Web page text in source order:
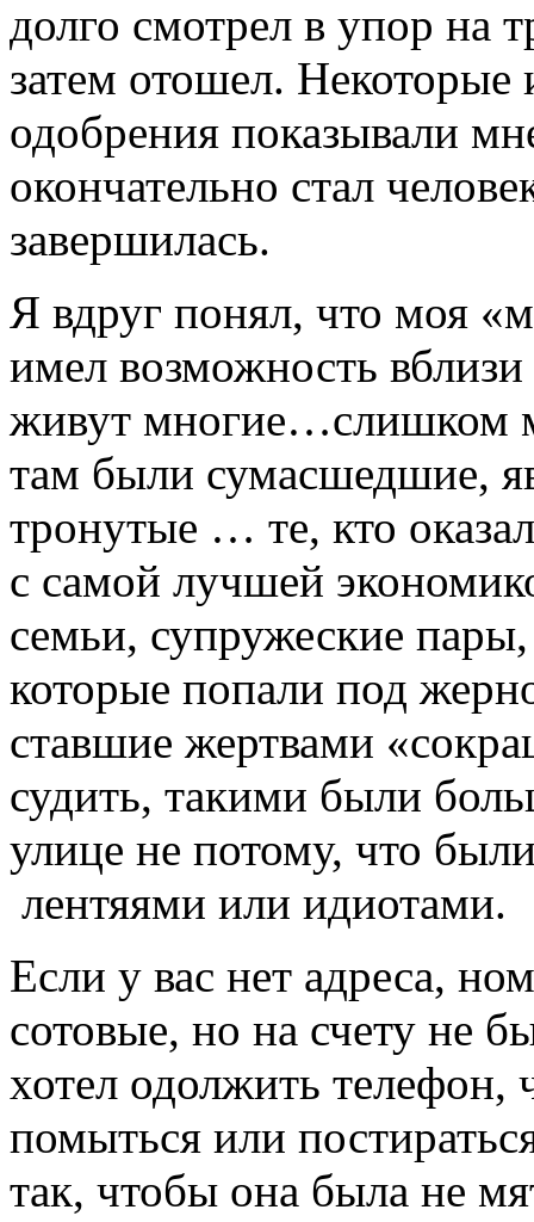
долго смотрел в упор на
затем отошел. Некоторые
одобрения показывали
окончательно стал
завершилась.
Я вдруг понял, что моя
имел возможность
живут многие…слишком
там были сумасшедшие,
тронутые … те, кто
с самой лучшей
семьи, супружеские
которые попали под
ставшие жертвами
судить, такими были
улице не потому, что
лентяями или идиотами.
Если у вас нет адреса,
сотовые, но на счету не
хотел одолжить телефон,
помыться или
так, чтобы она была не